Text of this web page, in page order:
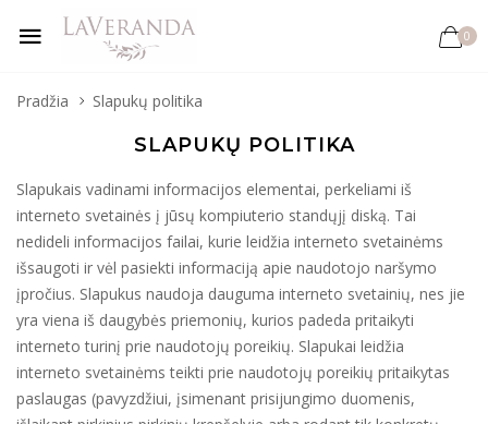
0
Pradžia Slapukų politika
SLAPUKŲ POLITIKA
Slapukais vadinami informacijos elementai, perkeliami iš
interneto svetainės į jūsų kompiuterio standųjį diską. Tai
nedideli informacijos failai, kurie leidžia interneto svetainėms
išsaugoti ir vėl pasiekti informaciją apie naudotojo naršymo
įpročius. Slapukus naudoja dauguma interneto svetainių, nes jie
yra viena iš daugybės priemonių, kurios padeda pritaikyti
interneto turinį prie naudotojų poreikių. Slapukai leidžia
interneto svetainėms teikti prie naudotojų poreikių pritaikytas
paslaugas (pavyzdžiui, įsimenant prisijungimo duomenis,